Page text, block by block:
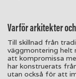
Varför arkitekter och
Till skillnad från
väggmontering helt
att kompromissa
har konstruerats
utan också för att